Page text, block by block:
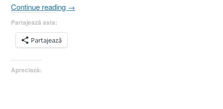
Continue reading „Armata
[Saul,
→
Partajează asta:
Partajează
Apreciază: